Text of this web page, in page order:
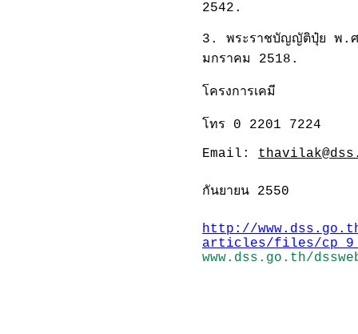
2542.
3. พระราชบัญญัติปุ๋ย พ.
มกราคม 2518.
โครงการเคมี
โทร 0 2201 7224
Email:
กันยายน 2550
http://
articles/files/
www.dss.go.th/